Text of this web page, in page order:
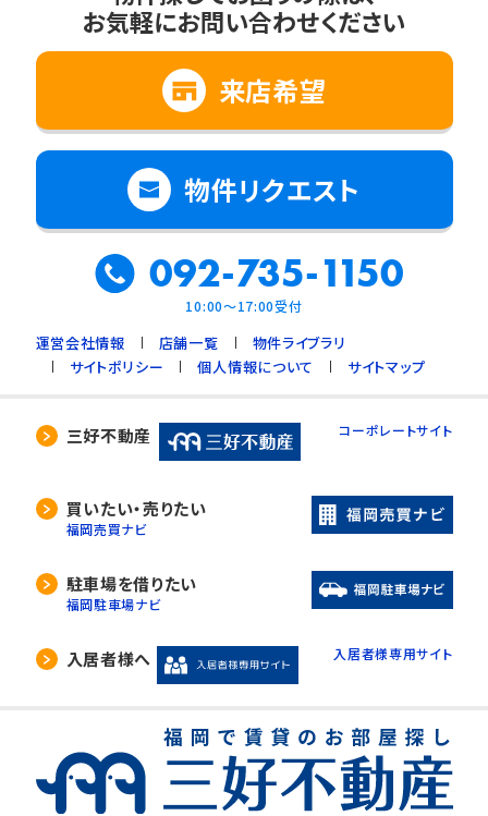
お気軽にお問い合わせください
来店希望
物件リクエスト
092-735-1150
10:00～17:00受付
運営会社情報 店舗一覧
物件ライブラリ
サイトポリシー
個人情報について サイトマップ
三好不動産 コーポレートサイト
買いたい・売りたい
福岡売買ナビ
駐車場を借りたい
福岡駐車場ナビ
入居者様へ 入居者様専用サイト